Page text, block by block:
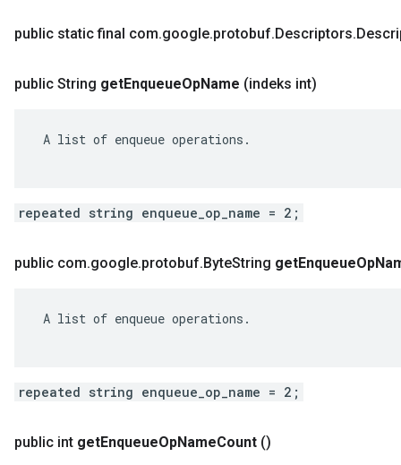
public static final com.google.protobuf.Descriptors.
public String getEnqueueOpName (indeks int)
A list of enqueue operations.
repeated string enqueue_op_name = 2;
public com.google.protobuf.ByteString getEnqueueOp
A list of enqueue operations.
repeated string enqueue_op_name = 2;
public int getEnqueueOpNameCount ()